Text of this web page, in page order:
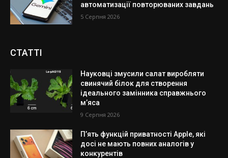
автоматизації повторюваних завдань
5 Серпня 2026
СТАТТІ
Науковці змусили салат виробляти
свинячий білок для створення
ідеального замінника справжнього
м’яса
9 Серпня 2026
П’ять функцій приватності Apple, які
досі не мають повних аналогів у
конкурентів